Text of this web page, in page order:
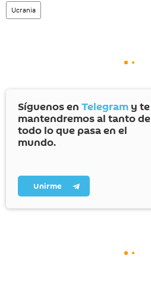
Ucrania
Síguenos en Telegram y te
mantendremos al tanto de
todo lo que pasa en el
mundo.
Unirme